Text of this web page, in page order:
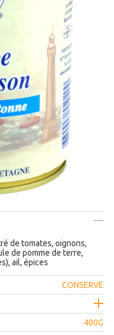
de tomates, oignons,
de pomme de terre,
ail, épices
CONSERVE
400G